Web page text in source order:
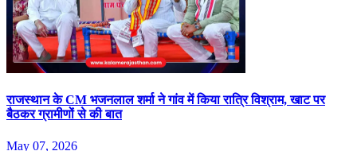
राजस्‍थान के CM भजनलाल शर्मा ने गांव में क‍िया रात्र‍ि विश्राम, खाट पर
बैठकर ग्रामीणों से की बात
May 07, 2026